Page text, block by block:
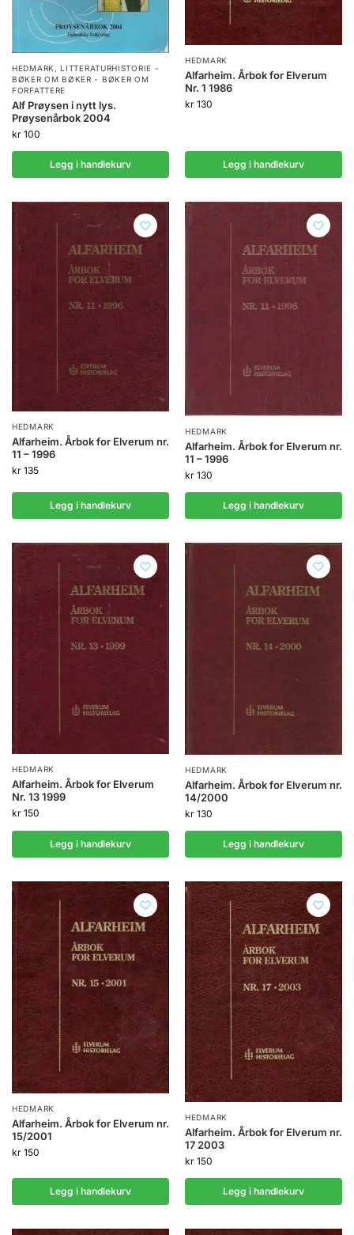
HEDMARK ,LITTERATURHISTORIE -
BØKER OM BØKER - BØKER OM
FORFATTERE
Alf Prøysen i nytt lys.
Prøysenårbok 2004
kr 100
Legg i handlekurv
HEDMARK
Alfarheim. Årbok for Elverum
Nr. 1 1986
kr 130
Legg i handlekurv
HEDMARK
Alfarheim. Årbok for Elverum nr.
11 – 1996
kr 135
Legg i handlekurv
HEDMARK
Alfarheim. Årbok for Elverum nr.
11 – 1996
kr 130
Legg i handlekurv
HEDMARK
Alfarheim. Årbok for Elverum
Nr. 13 1999
kr 150
Legg i handlekurv
HEDMARK
Alfarheim. Årbok for Elverum nr.
14/2000
kr 130
Legg i handlekurv
HEDMARK
Alfarheim. Årbok for Elverum nr.
15/2001
kr 150
Legg i handlekurv
HEDMARK
Alfarheim. Årbok for Elverum nr.
17 2003
kr 150
Legg i handlekurv